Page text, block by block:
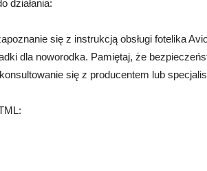
działania:
się z instrukcją obsługi fotelika
dla noworodka. Pamiętaj, że
się z producentem lub